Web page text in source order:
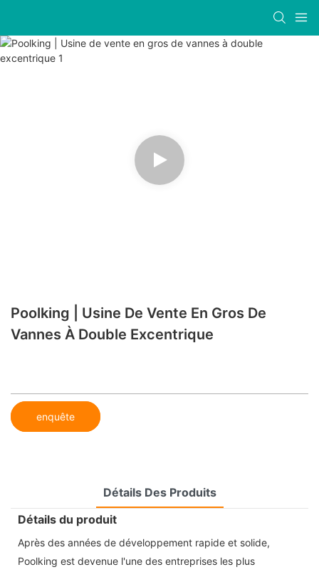
Poolking | Usine De Vente En Gros De
Vannes À Double Excentrique
enquête
Détails Des Produits
Détails du produit
Après des années de développement rapide et solide,
Poolking est devenue l'une des entreprises les plus